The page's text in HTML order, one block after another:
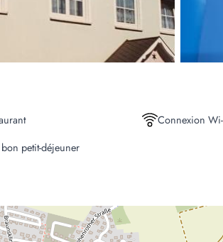
Connexion
bon petit-déjeuner